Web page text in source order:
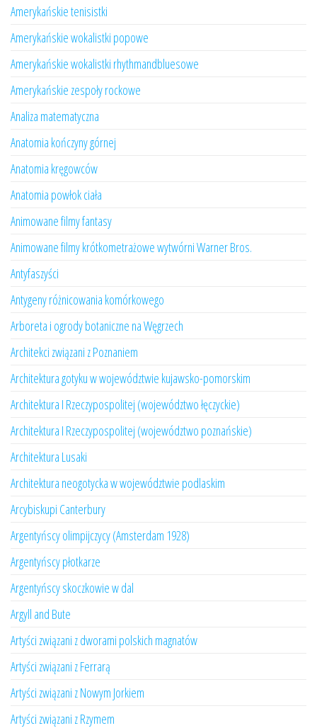
Amerykańskie tenisistki
Amerykańskie wokalistki popowe
Amerykańskie wokalistki rhythmandbluesowe
Amerykańskie zespoły rockowe
Analiza matematyczna
Anatomia kończyny górnej
Anatomia kręgowców
Anatomia powłok ciała
Animowane filmy fantasy
Animowane filmy krótkometrażowe wytwórni Warner Bros.
Antyfaszyści
Antygeny różnicowania komórkowego
Arboreta i ogrody botaniczne na Węgrzech
Architekci związani z Poznaniem
Architektura gotyku w województwie kujawsko-pomorskim
Architektura I Rzeczypospolitej (województwo łęczyckie)
Architektura I Rzeczypospolitej (województwo poznańskie)
Architektura Lusaki
Architektura neogotycka w województwie podlaskim
Arcybiskupi Canterbury
Argentyńscy olimpijczycy (Amsterdam 1928)
Argentyńscy płotkarze
Argentyńscy skoczkowie w dal
Argyll and Bute
Artyści związani z dworami polskich magnatów
Artyści związani z Ferrarą
Artyści związani z Nowym Jorkiem
Artyści związani z Rzymem